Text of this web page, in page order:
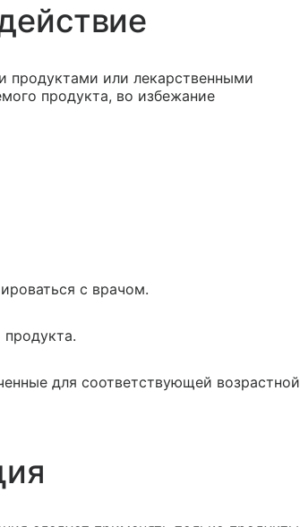
продуктами или лекарственными
продукта, во избежание
с врачом.
для соответствующей возрастной